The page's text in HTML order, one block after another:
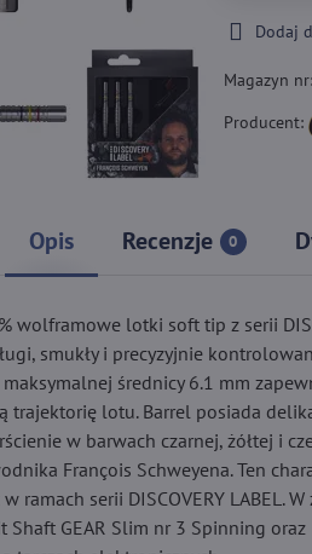
Dodaj
Magazyn
Producent:
Opis Recenzje 0
wolframowe lotki soft tip z serii
smukły i precyzyjnie
średnicy 6.1 mm
trajektorię lotu. Barrel posiada
w barwach czarnej, żółtej i
François Schweyena. Ten
serii DISCOVERY LABEL. W
GEAR Slim nr 3 Spinning oraz